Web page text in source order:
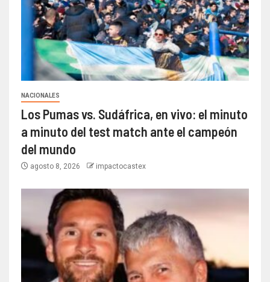
NACIONALES
Los Pumas vs. Sudáfrica, en vivo: el minuto
a minuto del test match ante el campeón
del mundo
agosto 8, 2026 impactocastex